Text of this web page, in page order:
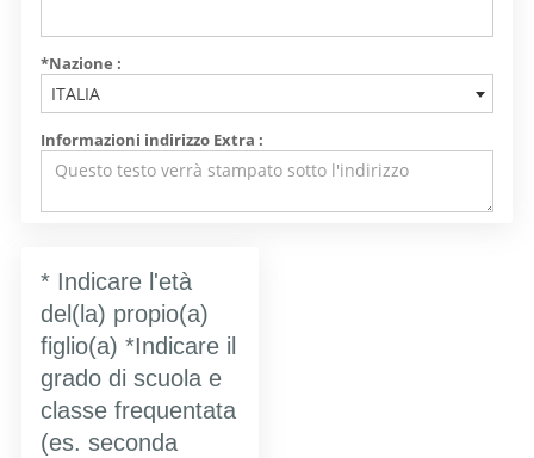
*Nazione :
ITALIA
Informazioni indirizzo Extra :
* Indicare l'età
del(la) propio(a)
figlio(a) *Indicare il
grado di scuola e
classe frequentata
(es. seconda